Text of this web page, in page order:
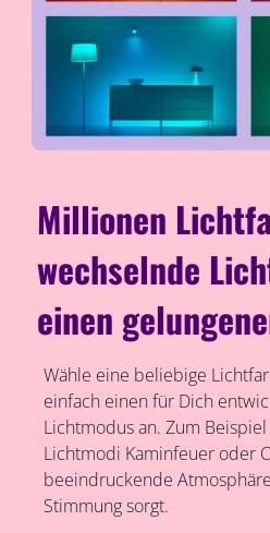
Millionen
wechselnde
einen
Wähle eine beliebige
einfach einen für Dich
Lichtmodus an. Zum
Lichtmodi Kaminfeuer oder
beeindruckende
Stimmung sorgt.